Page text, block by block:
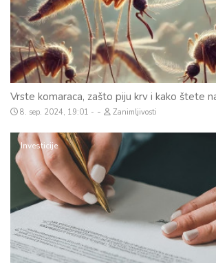
Vrste komaraca, zašto piju krv i kako štete
8. sep. 2024, 19:01 - Zanimljivosti
Investicije